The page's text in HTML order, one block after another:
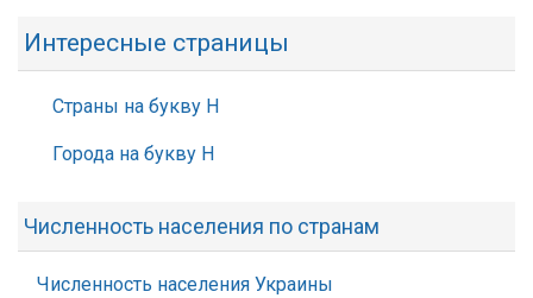
Интересные страницы
Страны на букву Н
Города на букву Н
Численность населения по странам
Численность населения Украины